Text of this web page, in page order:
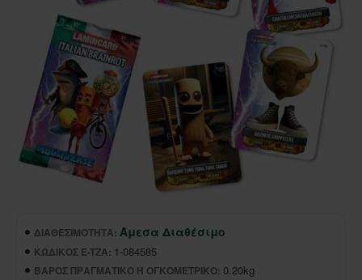
ΔΙΑΘΕΣΙΜΌΤΗΤΑ: Άμεσα Διαθέσιμο
ΚΩΔΙΚΌΣ E-TZA: 1-084585
ΒΆΡΟΣ ΠΡΑΓΜΑΤΙΚΌ Ή ΟΓΚΟΜΕΤΡΙΚΌ: 0.20kg